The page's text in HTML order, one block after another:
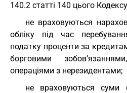
140.2 статті 140 цього
не враховуються
обліку під час
податку проценти за
борговими
операціями з нерезидентами;
не враховуються суми